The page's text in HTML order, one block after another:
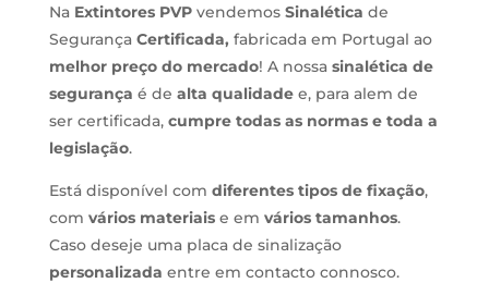
Na Extintores PVPvendemos Sinalética de
Segurança Certificada, fabricada em Portugal ao
melhor preço do mercado! A nossa sinalética de
segurança é de alta qualidadee, para alem de
ser certificada, cumpre todas as normas e toda a
legislação.
Está disponível com diferentes tipos de fixação,
com vários materiaise em vários tamanhos.
Caso deseje uma placa de sinalização
personalizada entre em contacto connosco.